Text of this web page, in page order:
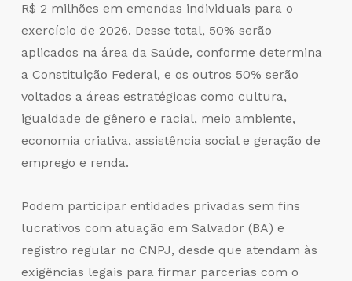
R$ 2 milhões em emendas individuais para o
exercício de 2026. Desse total, 50% serão
aplicados na área da Saúde, conforme determina
a Constituição Federal, e os outros 50% serão
voltados a áreas estratégicas como cultura,
igualdade de gênero e racial, meio ambiente,
economia criativa, assistência social e geração de
emprego e renda.
Podem participar entidades privadas sem fins
lucrativos com atuação em Salvador (BA) e
registro regular no CNPJ, desde que atendam às
exigências legais para firmar parcerias com o